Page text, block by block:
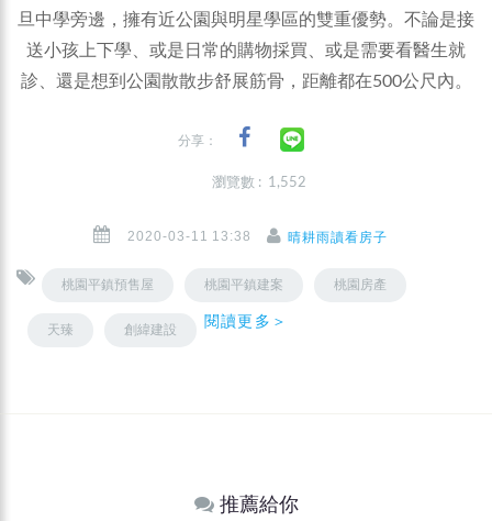
旦中學旁邊，擁有近公園與明星學區的雙重優勢。不論是接
送小孩上下學、或是日常的購物採買、或是需要看醫生就
診、還是想到公園散散步舒展筋骨，距離都在500公尺內。
分享：
瀏覽數 : 1,552
2020-03-11 13:38 晴耕雨讀看房子
桃園平鎮預售屋 桃園平鎮建案 桃園房產
天臻 創緯建設 閱讀更多＞
推薦給你